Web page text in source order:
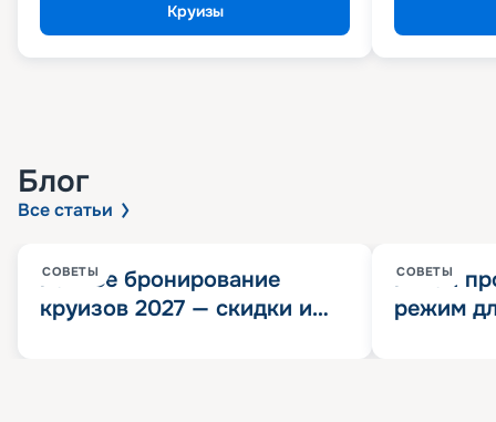
Круизы
Блог
Все статьи
СОВЕТЫ
Раннее бронирование
круизов 2027 — скидки и
СОВЕТЫ
Китай
режим